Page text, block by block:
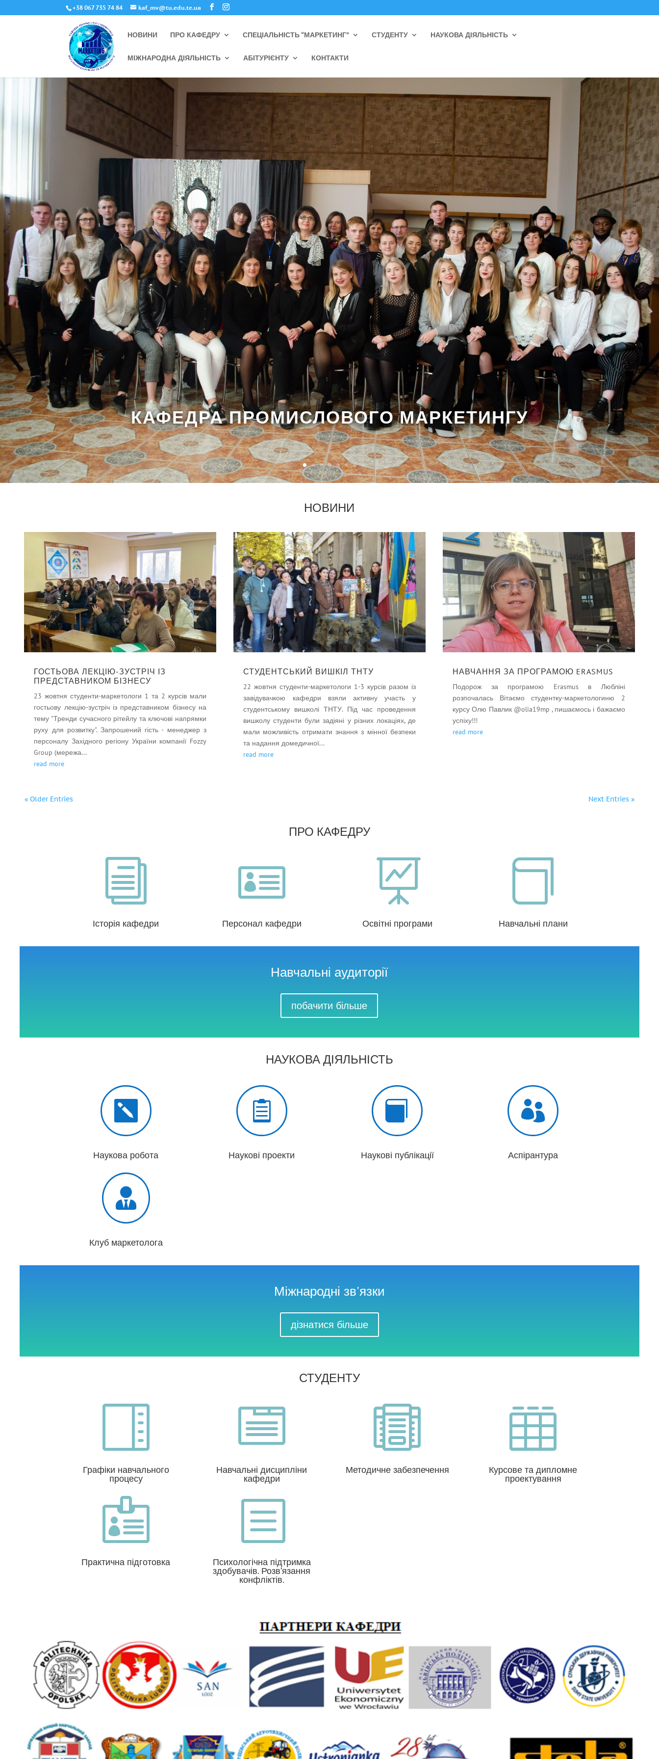
+38 067 735 74 84 kaf_mv@tu.edu.te.ua
НОВИНИ ПРО КАФЕДРУ СПЕЦІАЛЬНІСТЬ “МАРКЕТИНГ” СТУДЕНТУ НАУКОВА ДІЯЛЬНІСТЬ
МІЖНАРОДНА ДІЯЛЬНІСТЬ АБІТУРІЄНТУ КОНТАКТИ
КАФЕДРА ПРОМИСЛОВОГО МАРКЕТИНГУ
НОВИНИ
ГОСТЬОВА ЛЕКЦІЮ-ЗУСТРІЧ ІЗ
ПРЕДСТАВНИКОМ БІЗНЕСУ
23 жовтня студенти-маркетологи 1 та 2 курсів мали
гостьову лекцію-зустріч із представником бізнесу на
тему "Тренди сучасного рітейлу та ключові напрямки
руху для розвитку". Запрошений гість - менеджер з
персоналу Західного регіону України компанії Fozzy
Group (мережа...
read more
СТУДЕНТСЬКИЙ ВИШКІЛ ТНТУ
22 жовтня студенти-маркетологи 1-3 курсів разом із
завідувачкою кафедри взяли активну участь у
студентському вишколі ТНТУ. Під час проведення
вишколу студенти були задіяні у різних локаціях, де
мали можливість отримати знання з мінної безпеки
та надання домедичної...
read more
НАВЧАННЯ ЗА ПРОГРАМОЮ ERASMUS
Подорож за програмою Erasmus в Любліні
розпочалась Вітаємо студентку-маркетологиню 2
курсу Олю Павлик @olia19mp , пишаємось і бажаємо
успіху!!!
read more
« Older Entries Next Entries »
ПРО КАФЕДРУ
i
Історія кафедри

Персонал кафедри

Освітні програми

Навчальні плани
Навчальні аудиторії
побачити більше
НАУКОВА ДІЯЛЬНІСТЬ

Наукова робота

Клуб маркетолога

Наукові проекти

Наукові публікації

Аспірантура
Міжнародні зв'язки
дізнатися більше
СТУДЕНТУ

Графіки навчального
процесу

Практична підготовка

Навчальні дисципліни
кафедри
b
Психологічна підтримка
здобувачів. Розв’язання
конфліктів.

Методичне забезпечення

Курсове та дипломне
проектування